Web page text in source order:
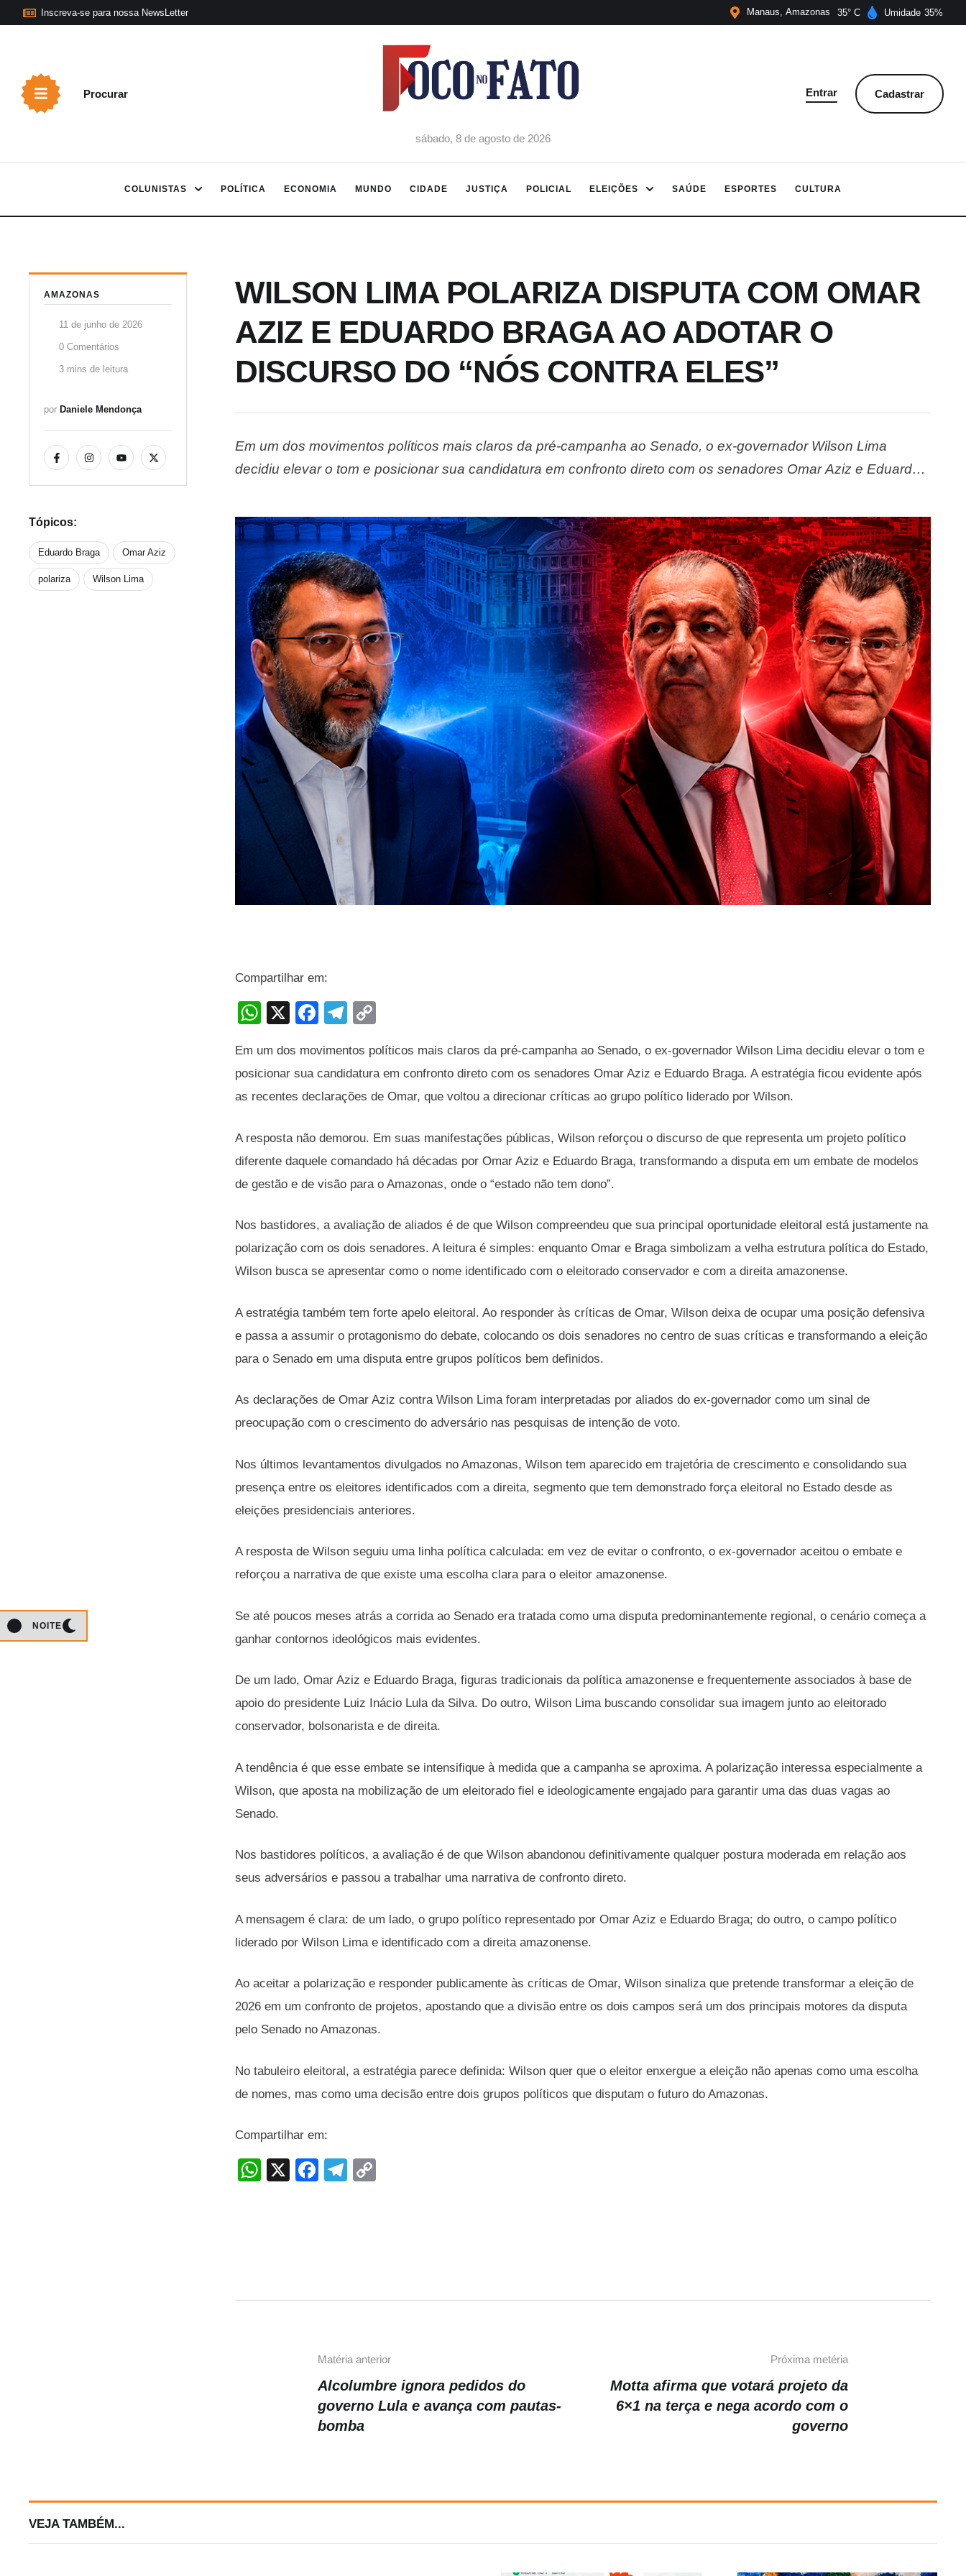
Inscreva-se para nossa NewsLetter Manaus Amazonas 35 Umidade 35
Procurar
sábado, 8 de agosto de 2026
Entrar Cadastrar
NOITE
COLUNISTAS POLÍTICA ECONOMIA MUNDO CIDADE JUSTIÇA POLICIAL ELEIÇÕES SAÚDE ESPORTES CULTURA
AMAZONAS
11 de junho de 2026
0 Comentários
3 mins de leitura
por Daniele Mendonça
Tópicos:
Eduardo Braga Omar Aziz
polariza Wilson Lima
WILSON LIMA POLARIZA DISPUTA COM OMAR
AZIZ E EDUARDO BRAGA AO ADOTAR O
DISCURSO DO “NÓS CONTRA ELES”
Em um dos movimentos políticos mais claros da pré-campanha ao Senado, o ex-governador Wilson Lima
decidiu elevar o tom e posicionar sua candidatura em confronto direto com os senadores Omar Aziz e Eduardo
grupo político liderado por Wilson. …
Compartilhar em:
W
at
s
A
p
X
F
c
e
b
o
o
k
T
e
gr
a
p
y
Li
n
k
Em um dos movimentos políticos mais claros da pré-campanha ao Senado, o ex-governador Wilson Lima decidiu elevar o tom e
posicionar sua candidatura em confronto direto com os senadores Omar Aziz e Eduardo Braga. A estratégia ficou evidente após
as recentes declarações de Omar, que voltou a direcionar críticas ao grupo político liderado por Wilson.
A resposta não demorou. Em suas manifestações públicas, Wilson reforçou o discurso de que representa um projeto político
diferente daquele comandado há décadas por Omar Aziz e Eduardo Braga, transformando a disputa em um embate de modelos
de gestão e de visão para o Amazonas, onde o “estado não tem dono”.
Nos bastidores, a avaliação de aliados é de que Wilson compreendeu que sua principal oportunidade eleitoral está justamente na
polarização com os dois senadores. A leitura é simples: enquanto Omar e Braga simbolizam a velha estrutura política do Estado,
Wilson busca se apresentar como o nome identificado com o eleitorado conservador e com a direita amazonense.
A estratégia também tem forte apelo eleitoral. Ao responder às críticas de Omar, Wilson deixa de ocupar uma posição defensiva
e passa a assumir o protagonismo do debate, colocando os dois senadores no centro de suas críticas e transformando a eleição
para o Senado em uma disputa entre grupos políticos bem definidos.
As declarações de Omar Aziz contra Wilson Lima foram interpretadas por aliados do ex-governador como um sinal de
preocupação com o crescimento do adversário nas pesquisas de intenção de voto.
Nos últimos levantamentos divulgados no Amazonas, Wilson tem aparecido em trajetória de crescimento e consolidando sua
presença entre os eleitores identificados com a direita, segmento que tem demonstrado força eleitoral no Estado desde as
eleições presidenciais anteriores.
A resposta de Wilson seguiu uma linha política calculada: em vez de evitar o confronto, o ex-governador aceitou o embate e
reforçou a narrativa de que existe uma escolha clara para o eleitor amazonense.
Se até poucos meses atrás a corrida ao Senado era tratada como uma disputa predominantemente regional, o cenário começa a
ganhar contornos ideológicos mais evidentes.
De um lado, Omar Aziz e Eduardo Braga, figuras tradicionais da política amazonense e frequentemente associados à base de
apoio do presidente Luiz Inácio Lula da Silva. Do outro, Wilson Lima buscando consolidar sua imagem junto ao eleitorado
conservador, bolsonarista e de direita.
A tendência é que esse embate se intensifique à medida que a campanha se aproxima. A polarização interessa especialmente a
Wilson, que aposta na mobilização de um eleitorado fiel e ideologicamente engajado para garantir uma das duas vagas ao
Senado.
Nos bastidores políticos, a avaliação é de que Wilson abandonou definitivamente qualquer postura moderada em relação aos
seus adversários e passou a trabalhar uma narrativa de confronto direto.
A mensagem é clara: de um lado, o grupo político representado por Omar Aziz e Eduardo Braga; do outro, o campo político
liderado por Wilson Lima e identificado com a direita amazonense.
Ao aceitar a polarização e responder publicamente às críticas de Omar, Wilson sinaliza que pretende transformar a eleição de
2026 em um confronto de projetos, apostando que a divisão entre os dois campos será um dos principais motores da disputa
pelo Senado no Amazonas.
No tabuleiro eleitoral, a estratégia parece definida: Wilson quer que o eleitor enxergue a eleição não apenas como uma escolha
de nomes, mas como uma decisão entre dois grupos políticos que disputam o futuro do Amazonas.
Compartilhar em:
W
p
X
F
o
T
k
Matéria anterior
Alcolumbre ignora pedidos do
governo Lula e avança com pautas-
bomba
Próxima metéria
Motta afirma que votará projeto da
6×1 na terça e nega acordo com o
governo
VEJA TAMBÉM...